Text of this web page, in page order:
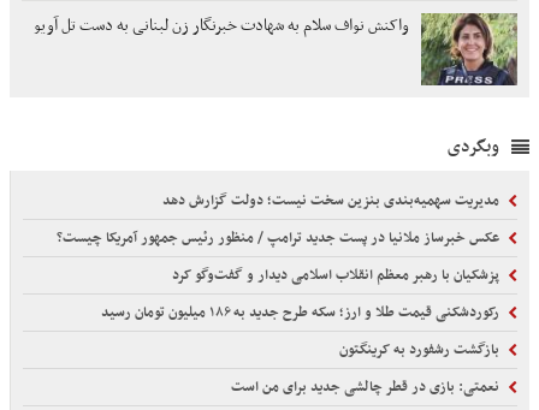
واکنش نواف سلام به شهادت خبرنگار زن لبنانی به دست تل آویو
وبگردی
مدیریت سهمیه‌بندی بنزین سخت نیست؛ دولت گزارش دهد
عکس خبرساز ملانیا در پست جدید ترامپ / منظور رئیس جمهور آمریکا چیست؟
پزشکیان با رهبر معظم انقلاب اسلامی دیدار و گفت‌وگو کرد
رکوردشکنی قیمت طلا و ارز؛ سکه طرح جدید به ۱۸۶ میلیون تومان رسید
بازگشت رشفورد به کرینگتون
نعمتی: بازی در قطر چالشی جدید برای من است